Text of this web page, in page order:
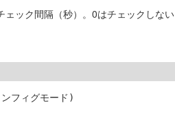
ェック間隔（秒）。0はチェックしな
フィグモード)